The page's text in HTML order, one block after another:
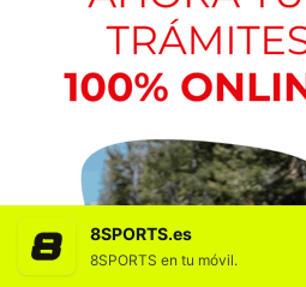
8SPORTS.es
8SPORTS en tu móvil.